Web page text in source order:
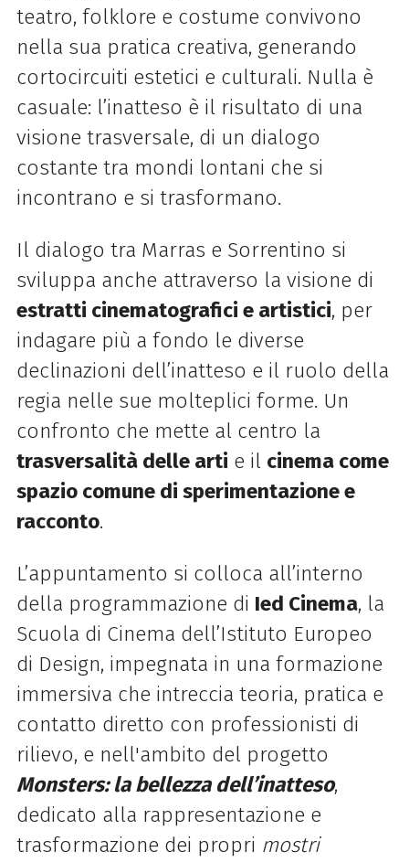
teatro, folklore e costume convivono
nella sua pratica creativa, generando
cortocircuiti estetici e culturali. Nulla è
casuale: l’inatteso è il risultato di una
visione trasversale, di un dialogo
costante tra mondi lontani che si
incontrano e si trasformano.
Il dialogo tra Marras e Sorrentino si
sviluppa anche attraverso la visione di
estratti cinematografici e artistici, per
indagare più a fondo le diverse
declinazioni dell’inatteso e il ruolo della
regia nelle sue molteplici forme. Un
confronto che mette al centro la
trasversalità delle arti e il cinema come
spazio comune di sperimentazione e
racconto.
L’appuntamento si colloca all’interno
della programmazione di Ied Cinema, la
Scuola di Cinema dell’Istituto Europeo
di Design, impegnata in una formazione
immersiva che intreccia teoria, pratica e
contatto diretto con professionisti di
rilievo, e nell'ambito del progetto
Monsters: la bellezza dell’inatteso,
dedicato alla rappresentazione e
trasformazione dei propri mostri